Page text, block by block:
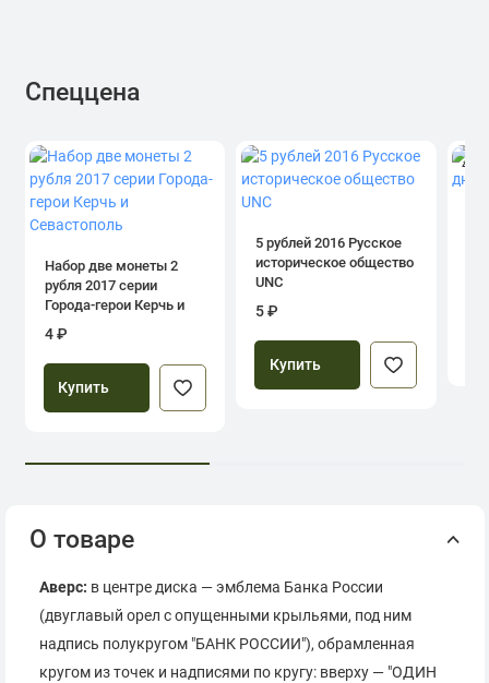
Спеццена
Набор две монеты 2
рубля 2017 серии
Города-герои Керчь и
Севастополь
4 ₽
Купить
5 рублей 2016 Русское
историческое общество
UNC
5 ₽
Купить
4.0
О товаре
Аверс: в центре диска — эмблема Банка России
(двуглавый орел с опущенными крыльями, под ним
надпись полукругом "БАНК РОССИИ"), обрамленная
кругом из точек и надписями по кругу: вверху — "ОДИН